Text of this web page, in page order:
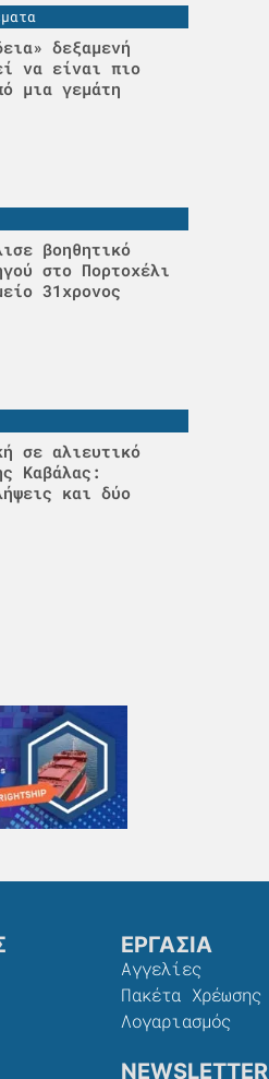
δεξαμενή
να είναι πιο
μια γεμάτη
βοηθητικό
στο Πορτοχέλι
31χρονος
σε αλιευτικό
Καβάλας:
και δύο
ΕΡΓΑΣΙΑ
Αγγελίες
Πακέτα Χρέωσης​
Λογαριασμός
NEWSLETTER